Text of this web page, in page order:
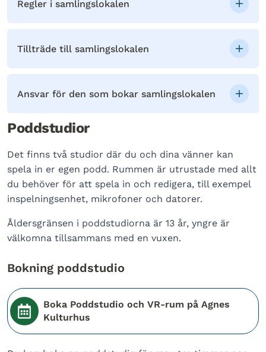
Regler i samlingslokalen
Tillträde till samlingslokalen
Ansvar för den som bokar samlingslokalen
Poddstudior
Det finns två studior där du och dina vänner kan
spela in er egen podd. Rummen är utrustade med allt
du behöver för att spela in och redigera, till exempel
inspelningsenhet, mikrofoner och datorer.
Åldersgränsen i poddstudiorna är 13 år, yngre är
välkomna tillsammans med en vuxen.
Bokning poddstudio
Boka Poddstudio och VR-rum på Agnes
Kulturhus